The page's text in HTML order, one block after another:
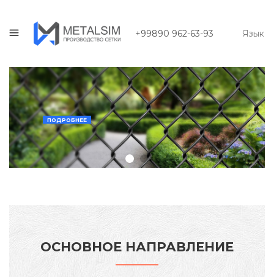
+99890 962-63-93 Язык
ПОДРОБНЕЕ
ОСНОВНОЕ НАПРАВЛЕНИЕ